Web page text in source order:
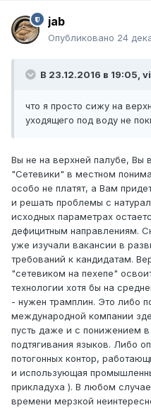
jab
Опубликовано 24
В 23.12.2016 в 19:05,
что я просто сижу на
уходящего под воду не
Вы не на верхней палубе, Вы
"Сетевики" в местном
особо не платят, а Вам
и решать проблемы с
исходных параметрах
дефицитным направлениям.
уже изучали вакансии в
требований к кандидатам.
"сетевиком на пехепе"
технологии хотя бы на
- нужен трамплин. Это либо
международной компании
пусть даже и с понижением
подтягивания языков. Либо
потогонных контор,
и использующая
прикладуха ). В любом
времени мерзкой